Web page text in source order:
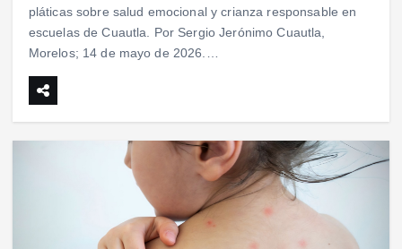
pláticas sobre salud emocional y crianza responsable en
escuelas de Cuautla. Por Sergio Jerónimo Cuautla,
Morelos; 14 de mayo de 2026.…